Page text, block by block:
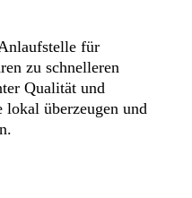
für
zu schnelleren
Qualität und
überzeugen und